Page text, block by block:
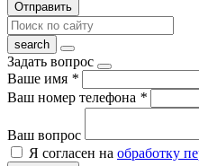
Отправить
Задать вопрос
Ваше имя *
Ваш номер телефона *
Ваш вопрос
Я согласен на обработку